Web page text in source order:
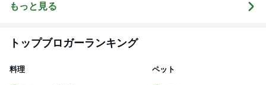
もっと見る
トップブロガーランキング
料理 ペット